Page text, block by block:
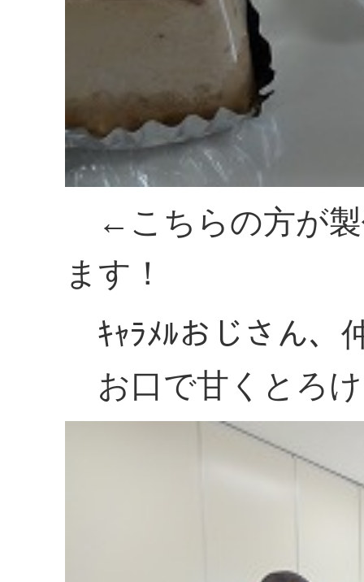
←こちらの方が製
ます！
ｷｬﾗﾒﾙおじさん、
お口で甘くとろけ